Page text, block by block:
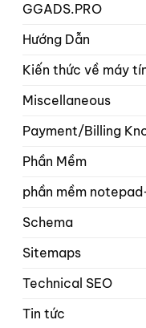
GGADS.PRO
Hướng Dẫn
Kiến thức về máy
Miscellaneous
Payment/Billing
Phần Mềm
phần mềm
Schema
Sitemaps
Technical SEO
Tin tức